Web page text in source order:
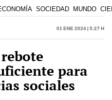
SOCIEDAD MUNDO
01 Ene 2024 | 5:27 h
para
sociales